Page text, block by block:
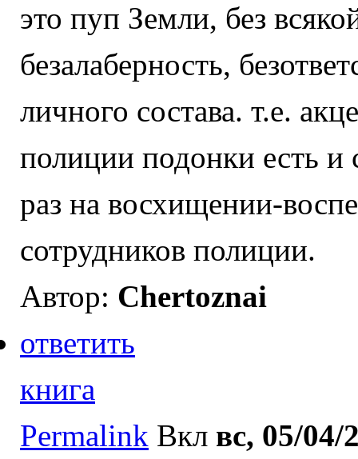
это пуп Земли, без
безалаберность,
личного состава. т.е.
полиции подонки есть и
раз на восхищении-
сотрудников полиции.
Автор: Chertoznai
ответить
книга
Permalink Вкл вс, 05/04/